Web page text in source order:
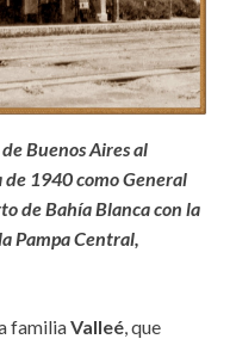
Buenos Aires al
1940 como General
de Bahía Blanca con la
Pampa Central,
familiaValleé, que